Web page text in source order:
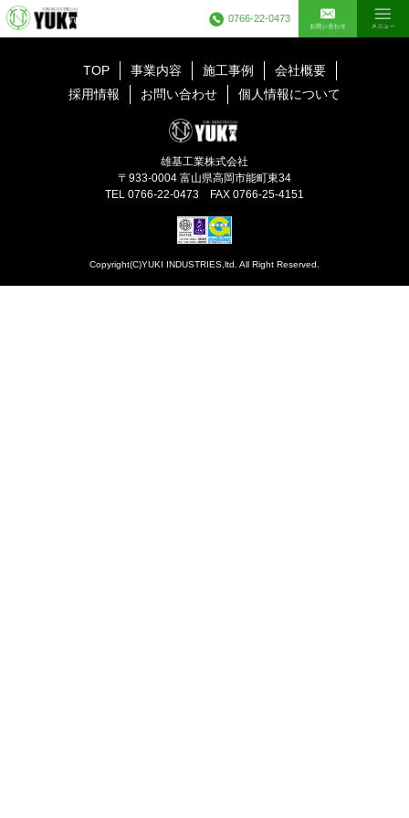
0766-22-0473
TOP 事業内容 施工事例
会社概要
採用情報
お問い合わせ 個人情報について
雄基工業株式会社
〒933-0004 富山県高岡市能町東34
TEL 0766-22-0473 FAX 0766-25-4151
Copyright(C)YUKI INDUSTRIES,ltd. All Right Reserved.